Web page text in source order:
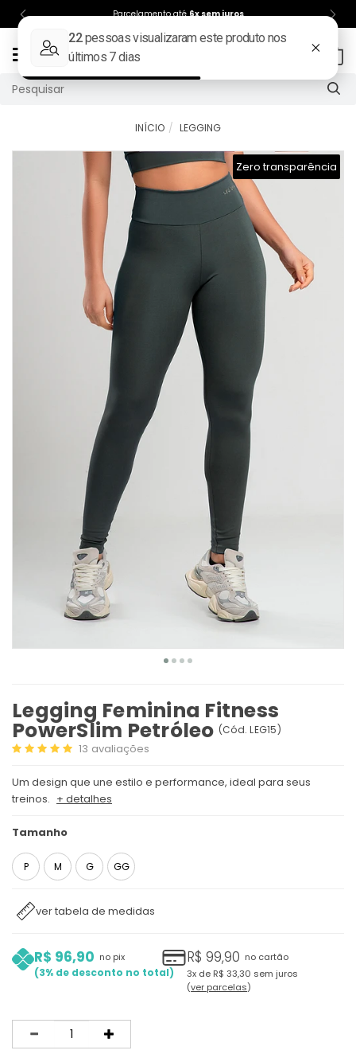
Parcelamento até6x sem juros
Mudar
INÍCIO LEGGING
Zero transparência
Legging Feminina Fitness
PowerSlim Petróleo (Cód.LEG15)
13 avaliações
Um design que une estilo e performance, ideal para seus
treinos. + detalhes
Tamanho
P M G GG
ver tabela de medidas
R$ 96,90
3%
no pix R$ 99,90 no cartão
3x de R$ 33,30 sem juros
ver parcelas
Quantidade